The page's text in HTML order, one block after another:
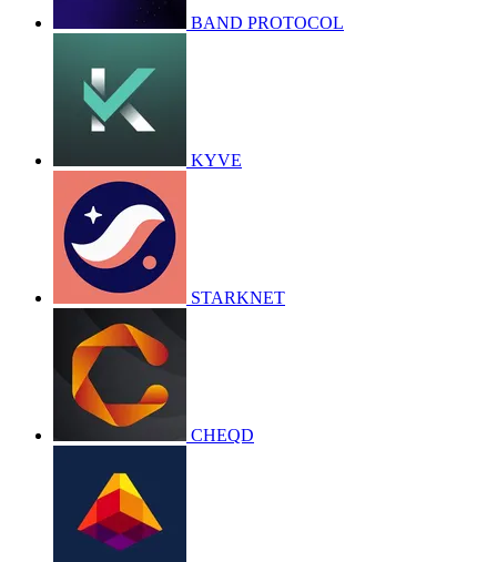
BAND PROTOCOL
KYVE
STARKNET
CHEQD